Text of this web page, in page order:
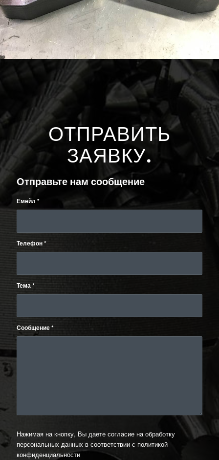
ОТПРАВИТЬ
ЗАЯВКУ.
Отправьте нам сообщение
Емейл *
Телефон*
Тема*
Сообщение*
Нажимая на кнопку, Вы даете согласие на обработку
персональных данных в соответствии с политикой
конфиденциальности